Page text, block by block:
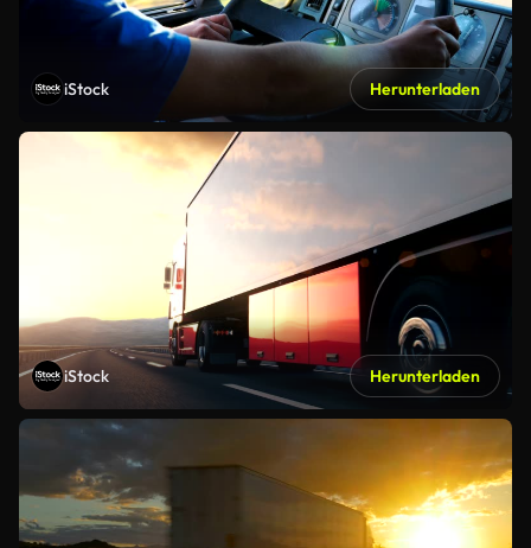
iStock Herunterladen
iStock Herunterladen